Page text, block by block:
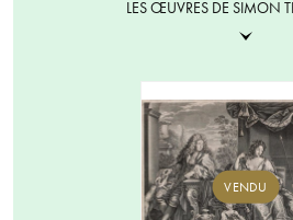
LES ŒUVRES DE SIMON
VENDU